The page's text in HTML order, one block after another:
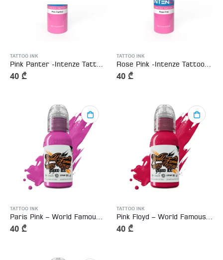
TATTOO INK
Pink Panter -Intenze Tattoo Ink
40 ₾
TATTOO INK
Rose Pink -Intenze Tattoo Ink
40 ₾
TATTOO INK
Paris Pink – World Famous Tattoo Ink
40 ₾
TATTOO INK
Pink Floyd – World Famous Tattoo Ink 15ml
40 ₾